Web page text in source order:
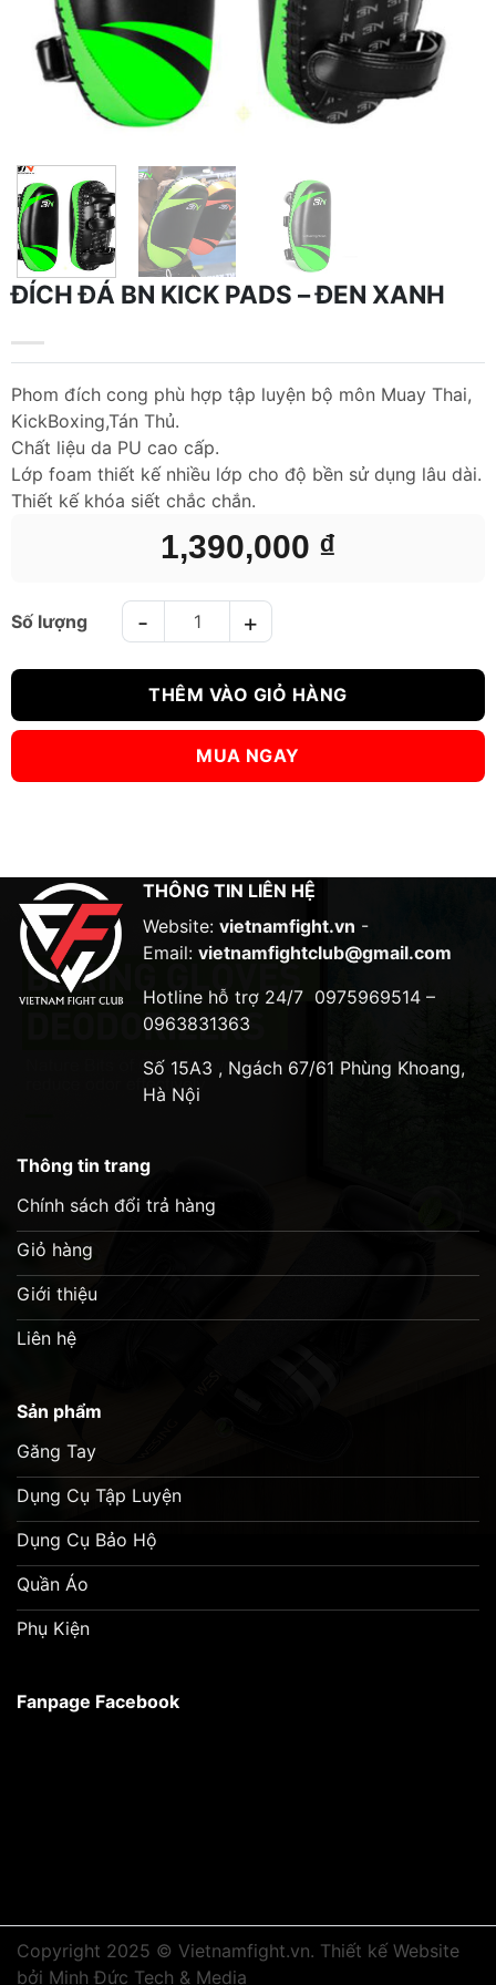
ĐÍCH ĐÁ BN KICK PADS – ĐEN XANH
1,390,000 ₫
Phom đích cong phù hợp tập luyện bộ môn Muay Thai,
KickBoxing,Tán Thủ.
Chất liệu da PU cao cấp.
Lớp foam thiết kế nhiều lớp cho độ bền sử dụng lâu dài.
Thiết kế khóa siết chắc chắn.
ĐÍCH ĐÁ BN KICK PADS - ĐEN XANH số lượng
THÊM VÀO GIỎ HÀNG
MUA NGAY
THÔNG TIN LIÊN HỆ
Website: vietnamfight.vn -
Email: vietnamfightclub@gmail.com
Hotline hỗ trợ 24/7 0975969514 –
0963831363
Số 15A3 , Ngách 67/61 Phùng Khoang,
Hà Nội
Thông tin trang
Chính sách đổi trả hàng
Giỏ hàng
Giới thiệu
Liên hệ
Sản phẩm
Găng Tay
Dụng Cụ Tập Luyện
Dụng Cụ Bảo Hộ
Quần Áo
Phụ Kiện
Fanpage Facebook
Copyright 2025 © Vietnamfight.vn. Thiết kế Website
bởi Minh Đức Tech & Media